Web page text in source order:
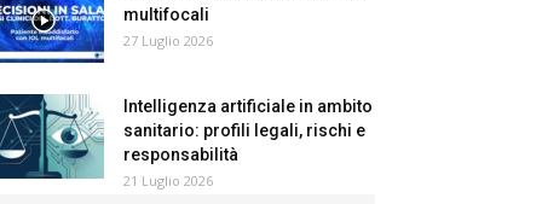
multifocali
27 Luglio 2026
Intelligenza artificiale in ambito
sanitario: profili legali, rischi e
responsabilità
21 Luglio 2026